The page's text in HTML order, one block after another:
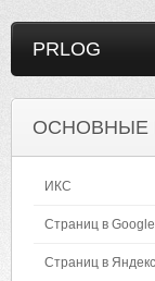
PRLOG
ОСНОВНЫЕ
ИКС
Страниц в Google
Страниц в